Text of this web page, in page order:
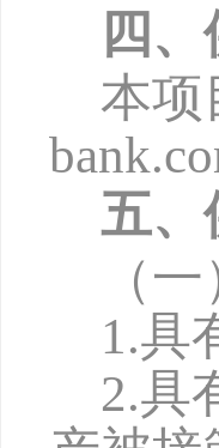
四
本项
五、
（
1.具
2.具